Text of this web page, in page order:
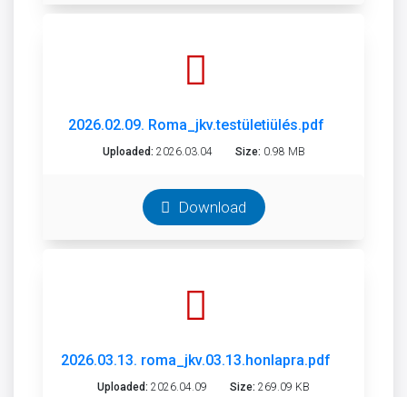
2026.02.09. Roma_jkv.testületiülés.pdf
Uploaded: 2026.03.04 Size: 0.98 MB
Download
2026.03.13. roma_jkv.03.13.honlapra.pdf
Uploaded: 2026.04.09 Size: 269.09 KB